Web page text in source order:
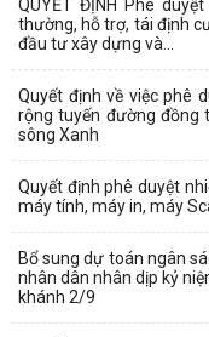
QUYẾT ĐỊNH Phê
thường, hỗ trợ, tái định
đầu tư xây dựng và...
Quyết định về việc phê
rộng tuyến đường đồng
sông Xanh
Quyết định phê duyệt
máy tính, máy in, máy
Bổ sung dự toán ngân
nhân dân nhân dịp kỷ
khánh 2/9